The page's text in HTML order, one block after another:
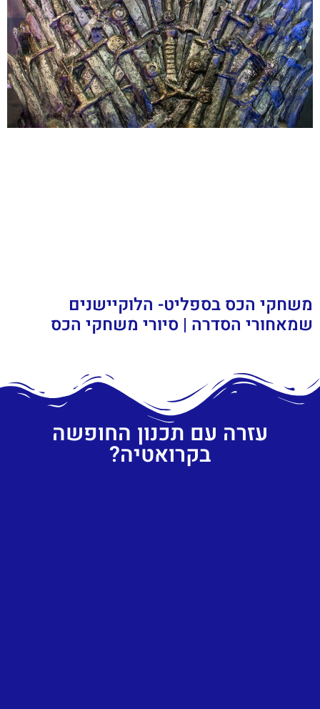
משחקי הכס בספליט- הלוקיישנים
שמאחורי הסדרה | סיורי משחקי הכס
עזרה עם תכנון החופשה
בקרואטיה?